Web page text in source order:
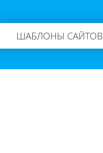
ШАБЛОНЫ САЙТОВ